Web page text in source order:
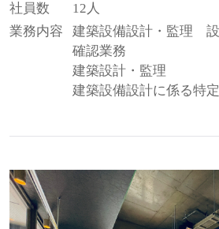
社員数
12人
業務内容
建築設備設計・監理
確認業務
建築設計・監理
建築設備設計に係る特